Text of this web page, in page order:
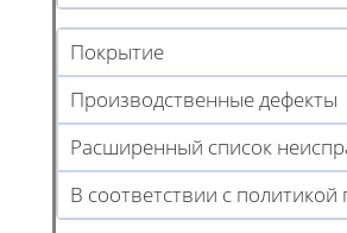
Покрытие
Производственные дефекты
Расширенный список
В соответствии с политикой